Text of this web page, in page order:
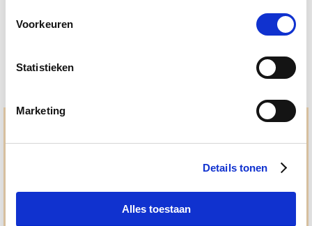
Voorkeuren
Statistieken
Marketing
Details tonen
Alles toestaan
allemaal voor doen. Bij De Paardendrogist worden we
topkwaliteit, uitgebreide informatieverstrekking en
"ouderwetse" service. Wij helpen je graag, doen wat wij